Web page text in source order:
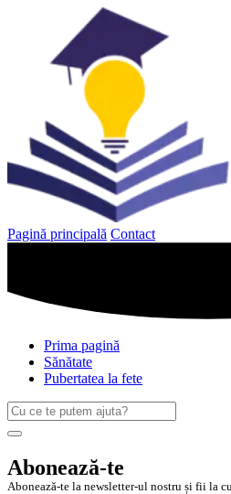
Pagină principală Contact
Prima pagină
Sănătate
Pubertatea la fete
Caută
după:
Search
Abonează-te
Abonează-te la newsletter-ul nostru și fii la